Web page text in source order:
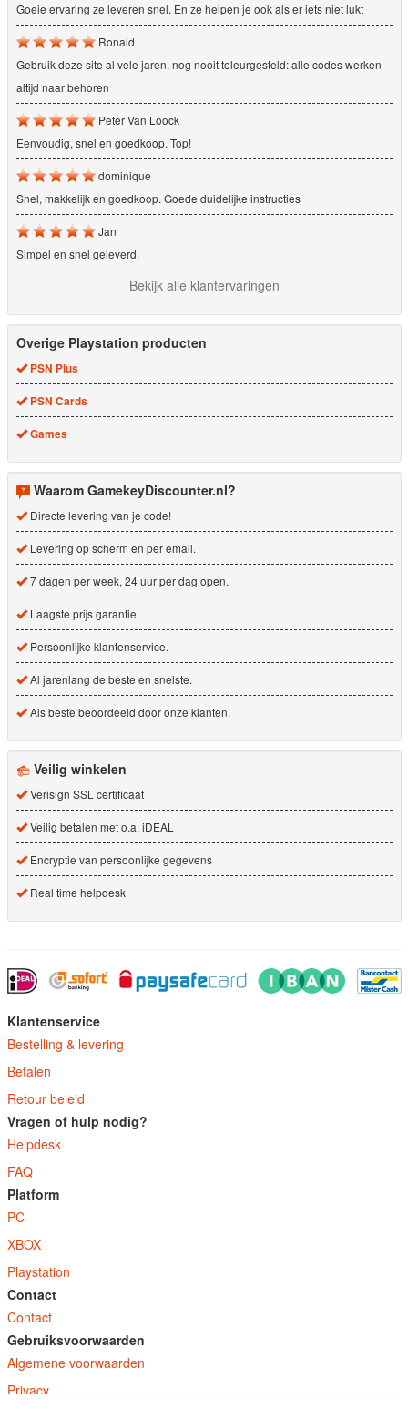
Goeie ervaring ze leveren snel. En ze helpen je ook als er iets niet lukt
Ronald
Gebruik deze site al vele jaren, nog nooit teleurgesteld: alle codes werken
altijd naar behoren
Peter Van Loock
Eenvoudig, snel en goedkoop. Top!
dominique
Snel, makkelijk en goedkoop. Goede duidelijke instructies
Jan
Simpel en snel geleverd.
Bekijk alle klantervaringen
Overige Playstation producten
PSN Plus
PSN Cards
Games
Waarom GamekeyDiscounter.nl?
Directe levering van je code!
Levering op scherm en per email.
7 dagen per week, 24 uur per dag open.
Laagste prijs garantie.
Persoonlijke klantenservice.
Al jarenlang de beste en snelste.
Als beste beoordeeld door onze klanten.
Veilig winkelen
Verisign SSL certificaat
Veilig betalen met o.a. iDEAL
Encryptie van persoonlijke gegevens
Real time helpdesk
Klantenservice
Bestelling & levering
Betalen
Retour beleid
Vragen of hulp nodig?
Helpdesk
FAQ
Platform
PC
XBOX
Playstation
Contact
Contact
Gebruiksvoorwaarden
Algemene voorwaarden
Privacy